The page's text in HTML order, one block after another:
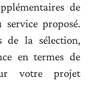
de
proposé.
de la sélection,
en termes de
votre projet